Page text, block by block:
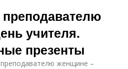
учителя.
презенты
женщине –